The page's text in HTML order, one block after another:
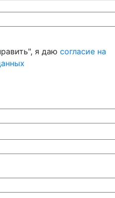
я даю согласие на